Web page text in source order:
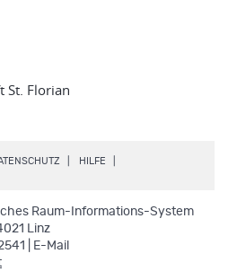
St. Florian
HILFE
Raum-Informations-System
Linz
| E-Mail